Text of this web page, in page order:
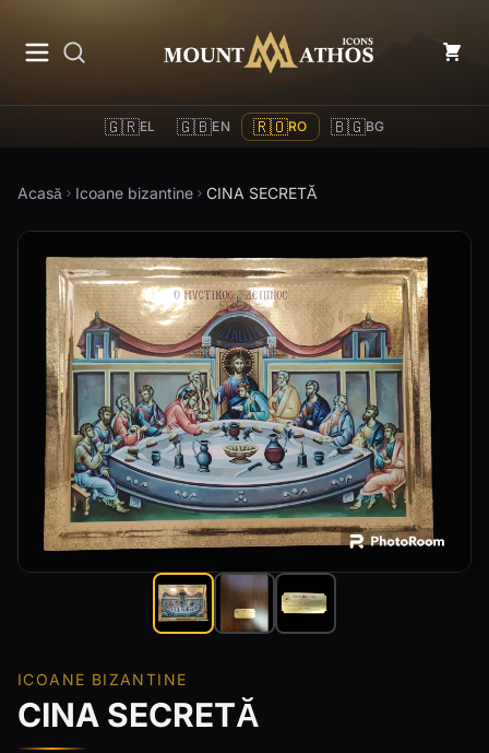
Mount Athos Icons
🇬🇷EL 🇬🇧EN 🇷🇴RO 🇧🇬BG
Acasă Icoane bizantine CINA SECRETĂ
ICOANE BIZANTINE
CINA SECRETĂ